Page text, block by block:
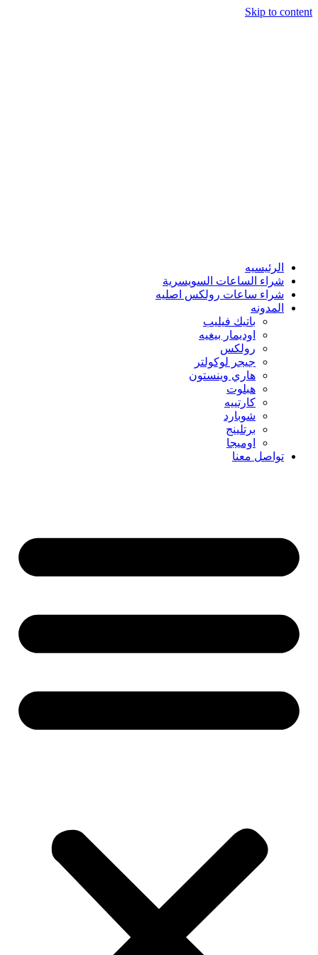
Skip to content
الرئيسيه
شراء الساعات السويسرية
شراء ساعات رولكس اصليه
المدونه
باتيك فيليب
اوديمار بيغيه
رولكس
جيجر لوكولتر
هاري وينستون
هبلوت
كارتييه
شوبارد
برتلينج
اوميجا
تواصل معنا